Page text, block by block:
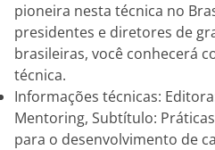
pioneira nesta técnica no
presidentes e diretores de
brasileiras, você conhecerá
técnica.
Informações técnicas:
Mentoring, Subtítulo:
para o desenvolvimento de